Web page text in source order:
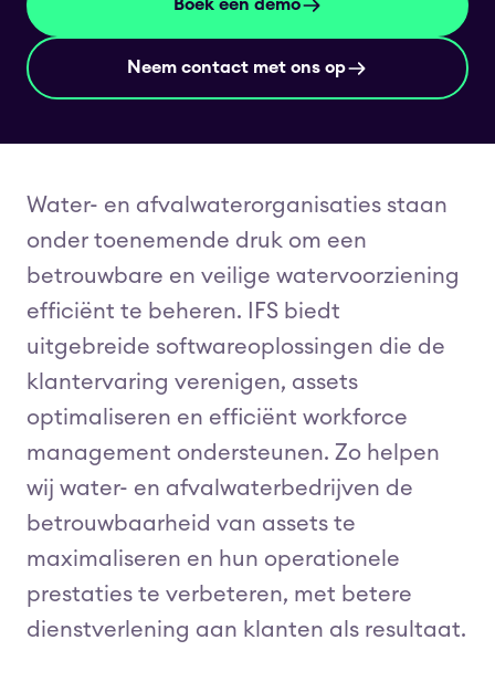
Boek een demo
Neem contact met ons op
Water- en afvalwaterorganisaties staan
onder toenemende druk om een
betrouwbare en veilige watervoorziening
efficiënt te beheren. IFS biedt
uitgebreide softwareoplossingen die de
klantervaring verenigen, assets
optimaliseren en efficiënt workforce
management ondersteunen. Zo helpen
wij water- en afvalwaterbedrijven de
betrouwbaarheid van assets te
maximaliseren en hun operationele
prestaties te verbeteren, met betere
dienstverlening aan klanten als resultaat.